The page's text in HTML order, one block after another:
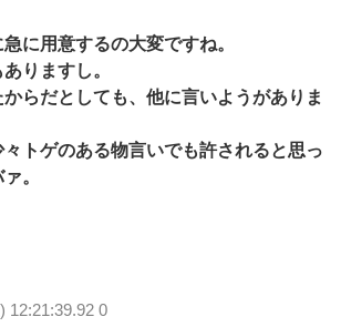
に用意するの大変ですね。
りますし。
らだとしても、他に言いようがありま
トゲのある物言いでも許されると思っ
。
12:21:39.92 0